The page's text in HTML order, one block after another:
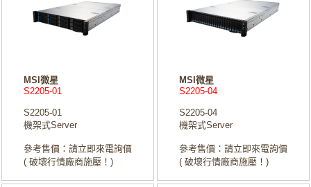
MSI微星
S2205-01
S2205-01
機架式Server
參考售價：請立即來電詢價
( 破壞行情廠商施壓！)
MSI微星
S2205-04
S2205-04
機架式Server
參考售價：請立即來電詢價
( 破壞行情廠商施壓！)